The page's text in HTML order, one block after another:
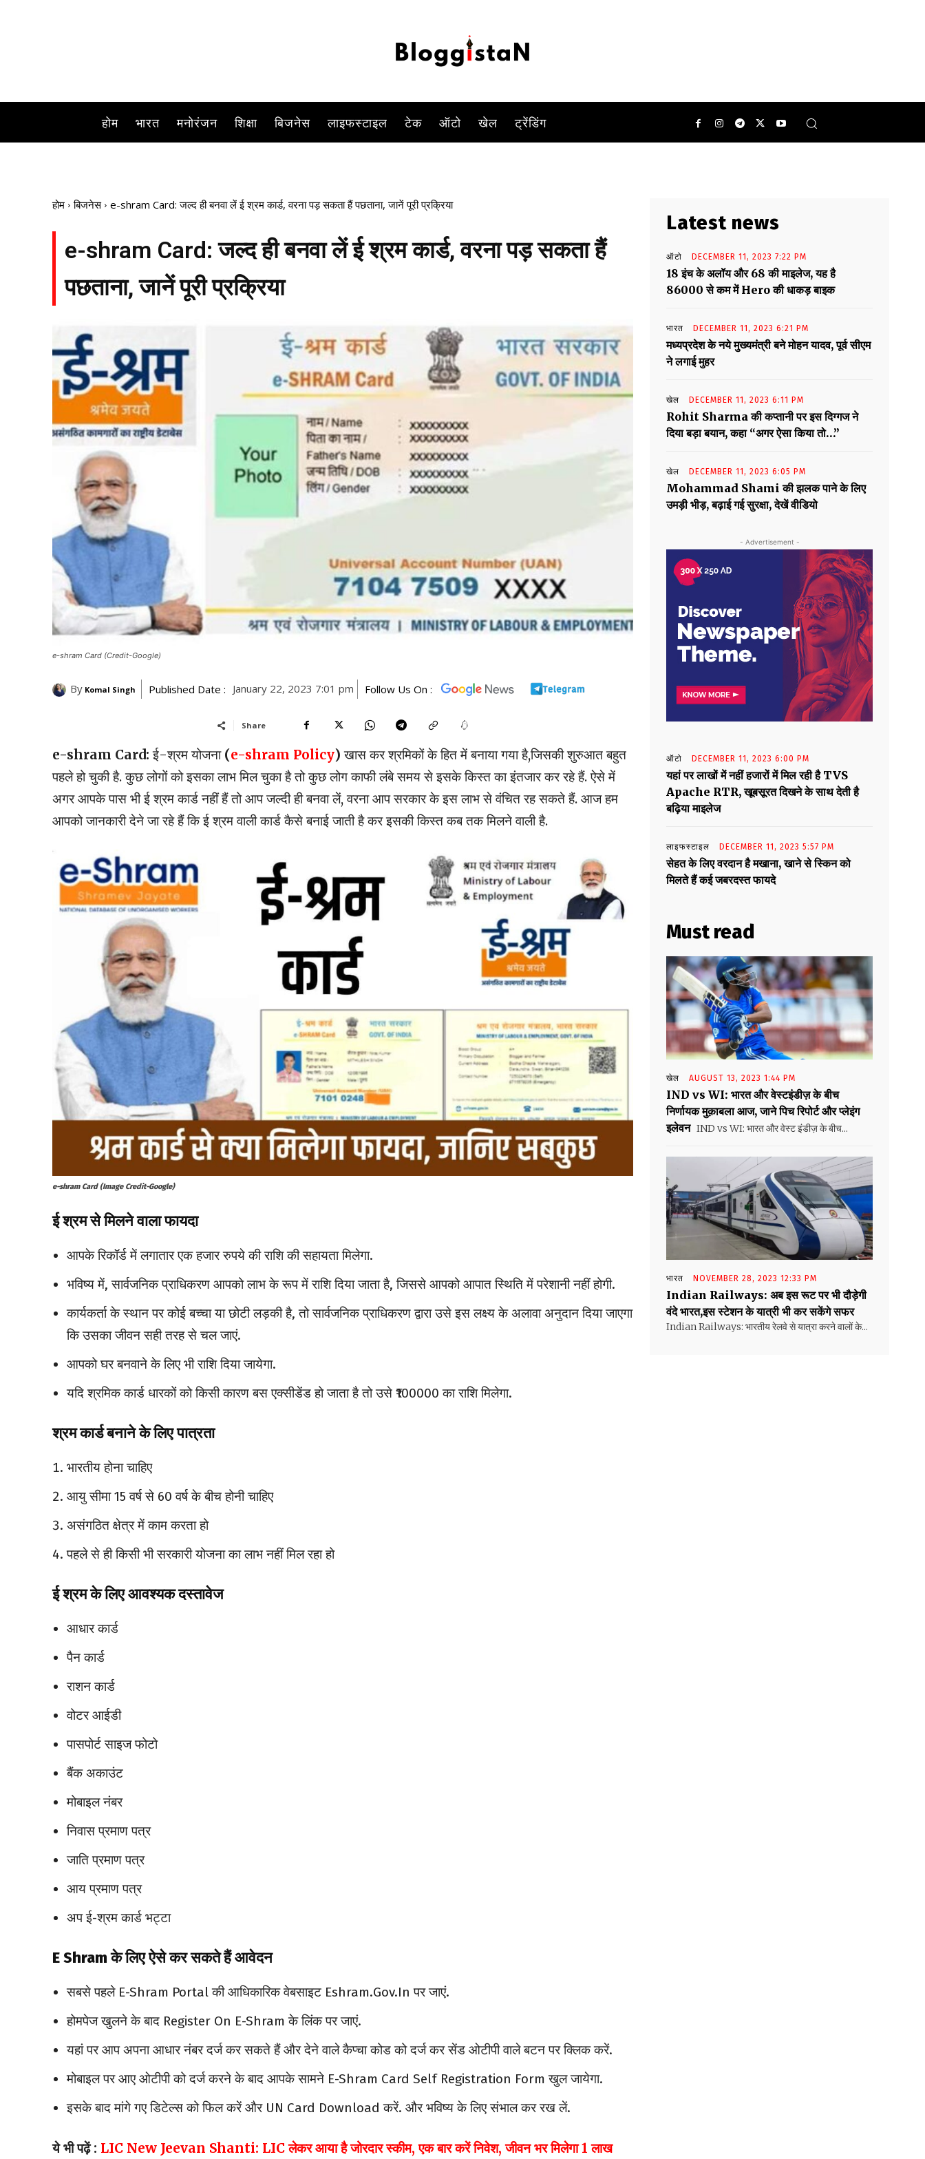
होम भारत मनोरंजन शिक्षा बिजनेस लाइफस्टाइल टेक ऑटो खेल ट्रेंडिंग
होम बिजनेस e-shram Card: जल्द ही बनवा लें ई श्रम कार्ड, वरना पड़ सकता हैं पछताना, जानें पूरी प्रक्रिया
e-shram Card: जल्द ही बनवा लें ई श्रम कार्ड, वरना पड़ सकता हैं
पछताना, जानें पूरी प्रक्रिया
e-shram Card (Credit-Google)
By Komal Singh Published Date : January 22, 2023 7:01 pm Follow Us On :
Share
e-shram Card:ई-श्रम योजना (e-shram Policy) खास कर श्रमिकों के हित में बनाया गया है,जिसकी शुरुआत बहुत
पहले हो चुकी है. कुछ लोगों को इसका लाभ मिल चुका है तो कुछ लोग काफी लंबे समय से इसके किस्त का इंतजार कर रहे हैं. ऐसे में
अगर आपके पास भी ई श्रम कार्ड नहीं हैं तो आप जल्दी ही बनवा लें, वरना आप सरकार के इस लाभ से वंचित रह सकते हैं. आज हम
आपको जानकारी देने जा रहे हैं कि ई श्रम वाली कार्ड कैसे बनाई जाती है कर इसकी किस्त कब तक मिलने वाली है.
e-shram Card (Image Credit-Google)
ई श्रम से मिलने वाला फायदा
आपके रिकॉर्ड में लगातार एक हजार रुपये की राशि की सहायता मिलेगा.
भविष्य में, सार्वजनिक प्राधिकरण आपको लाभ के रूप में राशि दिया जाता है, जिससे आपको आपात स्थिति में परेशानी नहीं होगी.
कार्यकर्ता के स्थान पर कोई बच्चा या छोटी लड़की है, तो सार्वजनिक प्राधिकरण द्वारा उसे इस लक्ष्य के अलावा अनुदान दिया जाएगा
कि उसका जीवन सही तरह से चल जाएं.
आपको घर बनवाने के लिए भी राशि दिया जायेगा.
यदि श्रमिक कार्ड धारकों को किसी कारण बस एक्सीडेंड हो जाता है तो उसे ₹100000 का राशि मिलेगा.
श्रम कार्ड बनाने के लिए पात्रता
भारतीय होना चाहिए
आयु सीमा 15 वर्ष से 60 वर्ष के बीच होनी चाहिए
असंगठित क्षेत्र में काम करता हो
पहले से ही किसी भी सरकारी योजना का लाभ नहीं मिल रहा हो
ई श्रम के लिए आवश्यक दस्तावेज
आधार कार्ड
पैन कार्ड
राशन कार्ड
वोटर आईडी
पासपोर्ट साइज फोटो
बैंक अकाउंट
मोबाइल नंबर
निवास प्रमाण पत्र
जाति प्रमाण पत्र
आय प्रमाण पत्र
अप ई-श्रम कार्ड भट्टा
E Shramके लिएऐसे कर सकते हैं आवेदन
सबसे पहले E-Shram Portal की आधिकारिक वेबसाइट Eshram.Gov.In पर जाएं.
होमपेज खुलने के बाद Register On E-Shram के लिंक पर जाएं.
यहां पर आप अपना आधार नंबर दर्ज कर सकते हैं और देने वाले कैप्चा कोड को दर्ज कर सेंड ओटीपी वाले बटन पर क्लिक करें.
मोबाइल पर आए ओटीपी को दर्ज करने के बाद आपके सामने E-Shram Card Self Registration Form खुल जायेगा.
इसके बाद मांगे गए डिटेल्स को फिल करें और UN Card Download करें. और भविष्य के लिए संभाल कर रख लें.
ये भी पढ़ें : LIC New Jeevan Shanti: LIC लेकर आया है जोरदार स्कीम, एक बार करें निवेश, जीवन भर मिलेगा 1 लाख
Latest news
ऑटो DECEMBER 11, 2023 7:22 PM
18 इंच के अलॉय और 68 की माइलेज, यह है
86000 से कम में Hero की धाकड़ बाइक
भारत DECEMBER 11, 2023 6:21 PM
मध्यप्रदेश के नये मुख्यमंत्री बने मोहन यादव, पूर्व सीएम
ने लगाई मुहर
खेल DECEMBER 11, 2023 6:11 PM
Rohit Sharma की कप्तानी पर इस दिग्गज ने
दिया बड़ा बयान, कहा “अगर ऐसा किया तो…”
खेल DECEMBER 11, 2023 6:05 PM
Mohammad Shami की झलक पाने के लिए
उमड़ी भीड़, बढ़ाई गई सुरक्षा, देखें वीडियो
- Advertisement -
ऑटो DECEMBER 11, 2023 6:00 PM
यहां पर लाखों में नहीं हजारों में मिल रही है TVS
Apache RTR, खूबसूरत दिखने के साथ देती है
बढ़िया माइलेज
लाइफस्टाइल DECEMBER 11, 2023 5:57 PM
सेहत के लिए वरदान है मखाना, खाने से स्किन को
मिलते हैं कई जबरदस्त फायदे
Must read
खेल AUGUST 13, 2023 1:44 PM
IND vs WI: भारत और वेस्टइंडीज़ के बीच
निर्णायक मुक़ाबला आज, जाने पिच रिपोर्ट और प्लेइंग
इलेवन IND vs WI: भारत और वेस्ट इंडीज़ के बीच...
भारत NOVEMBER 28, 2023 12:33 PM
Indian Railways: अब इस रूट पर भी दौड़ेगी
वंदे भारत,इस स्टेशन के यात्री भी कर सकेंगे सफर
Indian Railways: भारतीय रेलवे से यात्रा करने वालों के...